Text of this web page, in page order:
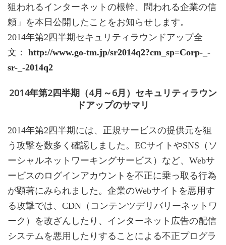
狙われるインターネットの根幹、問われる企業の信
頼」を本日公開したことをお知らせします。
2014年第2四半期セキュリティラウンドアップ全
文： http://www.go-tm.jp/sr2014q2?cm_sp=Corp-_-
sr-_-2014q2
2014年第2四半期（4月～6月）セキュリティラウン
ドアップのサマリ
2014年第2四半期には、正規サービスの提供元を狙
う攻撃を数多く確認しました。ECサイトやSNS（ソ
ーシャルネットワーキングサービス）など、Webサ
ービスのログインアカウントを不正に乗っ取る行為
が顕著にみられました。企業のWebサイトを悪用す
る攻撃では、CDN（コンテンツデリバリーネットワ
ーク）を改ざんしたり、インターネット広告の配信
システムを悪用したりすることによる不正プログラ